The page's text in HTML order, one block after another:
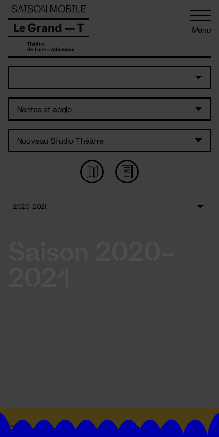
Menu
Suivez toutes les actualités du
Panneau de gestion des cookies